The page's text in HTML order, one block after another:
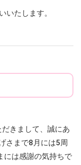
いたします。
きまして、誠にあ
さまで8月には5周
には感謝の気持ちで